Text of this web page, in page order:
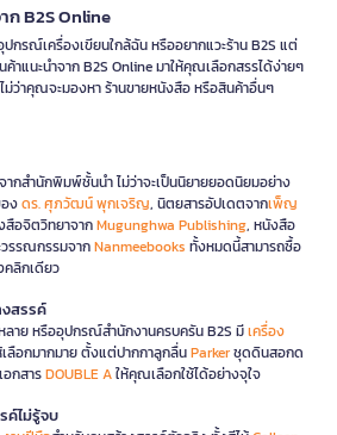
ก B2S Online
กรณ์เครื่องเขียนใกล้ฉัน หรืออยากแวะร้าน B2S แต่
ค้าแนะนำจาก B2S Online มาให้คุณเลือกสรรได้ง่ายๆ
ว่าคุณจะมองหา ร้านขายหนังสือ หรือสินค้าอื่นๆ
ากสำนักพิมพ์ชั้นนำ ไม่ว่าจะเป็นนิยายยอดนิยมอย่าง
งดร. ศุภวัฒน์ พุกเจริญ, นิตยสารอัปเดตจากเพ็ญ
สือจิตวิทยาจากMugunghwa Publishing, หนังสือ
รรณกรรมจากNanmeebooks ทั้งหมดนี้สามารถซื้อ
คลิกเดียว
งสรรค์
าย หรืออุปกรณ์สำนักงานครบครัน B2S มีเครื่อง
เลือกมากมาย ตั้งแต่ปากกาลูกลื่นParkerชุดดินสอกด
กสารDOUBLE Aให้คุณเลือกใช้ได้อย่างจุใจ
ค์ไม่รู้จบ